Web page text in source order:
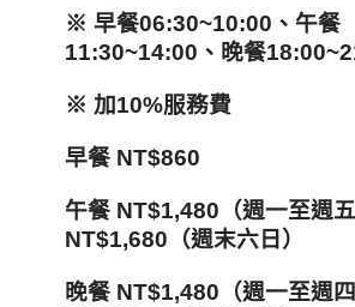
※ 早餐06:30~10:00、午餐
11:30~14:00、晚餐
※ 加10%服務費
早餐 NT$860
午餐 NT$1,480（週一至週
NT$1,680（週末六日）
晚餐 NT$1,480（週一至週